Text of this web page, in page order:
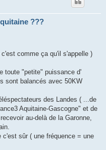
???
comme ça qu'il s'appelle )
toute "petite" puissance d'
sont balancés avec 50KW
des Landes ( ...de
Aquitaine-Gascogne" et de
au-delà de la Garonne,
c'est sûr ( une fréquence = une